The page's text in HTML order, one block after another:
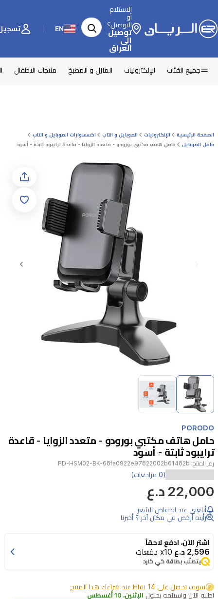
الاستلام
أو
التوصيل؟
توصيل
إلى
العراق
EN تسجيل
جميع الفئات الإلكترونيات المنزل و المطبخ منتجات الاطفال
الصفحة الرئيسية الإلكترونيات الموبايل و التاب
اكسسوارات الموبايل و التاب
حامل الموبايل
حامل هاتف مكتبي بورودو - متعدد الزوايا - قاعدة ترايبود ثابتة - أسود
Item
1
of
2
PORODO
حامل هاتف مكتبي بورودو - متعدد الزوايا - قاعدة
ترايبود ثابتة - أسود
رمز المنتج: PD-HSM02-BK-68fa0922e97822002b61482b
الهاتف
المكتبي
متعدد
من
بورودو
حامل
(0 مراجعات)
22,000 د.ع
أبلغني عند انخفاض السّعر
رأيته أرخص في مكان آخر ؟ أخبرنا
اشترِ الآن، ادفع لاحقاً
2,596 د.ع x10 دفعات
يتطلّب بطاقة كي كارد
سوف تحصل على 14 نقاط عند شراءك هذا المنتج
اطلبه الآن واستلمه بحلول الإثنين، 10 أغسطس